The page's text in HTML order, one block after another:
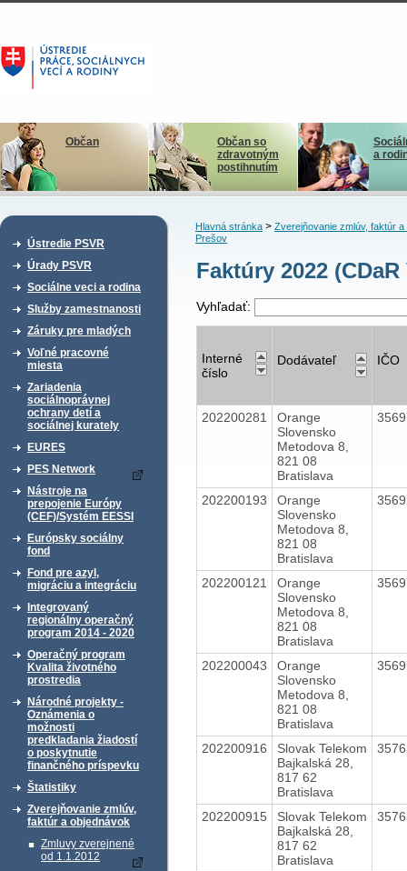
Občan
Občan so
zdravotným
postihnutím
a
Ústredie PSVR
Úrady PSVR
Sociálne veci a rodina
Služby zamestnanosti
Záruky pre mladých
Voľné pracovné
miesta
Zariadenia
sociálnoprávnej
ochrany detí a
sociálnej kurately
EURES
PES Network
Nástroje na
prepojenie Európy
(CEF)/Systém EESSI
Európsky sociálny
fond
Fond pre azyl,
migráciu a integráciu
Integrovaný
regionálny operačný
program 2014 - 2020
Operačný program
Kvalita životného
prostredia
Národné projekty -
Oznámenia o
možnosti
predkladania žiadostí
o poskytnutie
finančného príspevku
Štatistiky
Zverejňovanie zmlúv,
faktúr a objednávok
Zmluvy zverejnené
od 1.1.2012
Hlavná stránka> Zverejňovanie zmlúv, faktúr a
Prešov
Faktúry 2022
Vyhľadať:
Interné
číslo
Dodávateľ IČO
202200281
Orange
Slovensko
Metodova 8,
821 08
Bratislava
202200193
Orange
Slovensko
Metodova 8,
821 08
Bratislava
202200121
Orange
Slovensko
Metodova 8,
821 08
Bratislava
202200043
Orange
Slovensko
Metodova 8,
821 08
Bratislava
202200916
Slovak Telekom
Bajkalská 28,
817 62
Bratislava
202200915
Slovak Telekom
Bajkalská 28,
817 62
Bratislava